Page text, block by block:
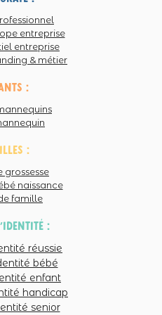
vie est vraiment
cette famille pour
que d’émotions à
que pour cette
photo, un
un souvenir à
dans le même
j’ai pu voir dans les
nous n’avons
de courage a cette
entreprise
entreprise
& métier
:
:
grossesse
naissance
famille
:
réussie
bébé
enfant
handicap
senior